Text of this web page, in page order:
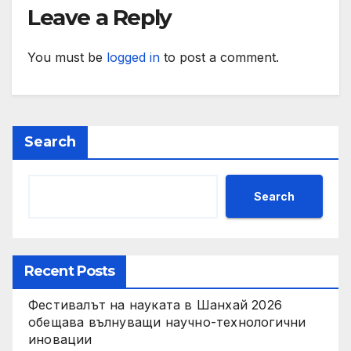
социални проекти
Leave a Reply
You must be logged in to post a comment.
Search
Search
Recent Posts
Фестивалът на науката в Шанхай 2026
обещава вълнуващи научно-технологични
иновации